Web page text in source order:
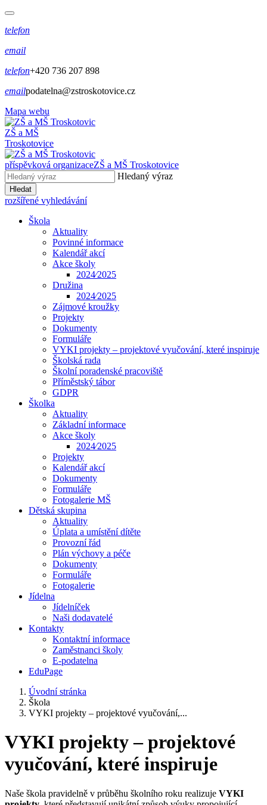
telefon
email
telefon+420 736 207 898
emailpodatelna@zstroskotovice.cz
Mapa webu
ZŠ a MŠ
Troskotovice
příspěvková organizaceZŠ a MŠ Troskotovice
Hledaný výraz
Hledat
rozšířené vyhledávání
Škola
Aktuality
Povinné informace
Kalendář akcí
Akce školy
2024⁄2025
Družina
2024⁄2025
Zájmové kroužky
Projekty
Dokumenty
Formuláře
VYKI projekty – projektové vyučování, které inspiruje
Školská rada
Školní poradenské pracoviště
Příměstský tábor
GDPR
Školka
Aktuality
Základní informace
Akce školy
2024⁄2025
Projekty
Kalendář akcí
Dokumenty
Formuláře
Fotogalerie MŠ
Dětská skupina
Aktuality
Úplata a umístění dítěte
Provozní řád
Plán výchovy a péče
Dokumenty
Formuláře
Fotogalerie
Jídelna
Jídelníček
Naši dodavatelé
Kontakty
Kontaktní informace
Zaměstnanci školy
E-podatelna
EduPage
Úvodní stránka
Škola
VYKI projekty – projektové vyučování,...
VYKI projekty – projektové
vyučování, které inspiruje
Naše škola pravidelně v průběhu školního roku realizuje VYKI